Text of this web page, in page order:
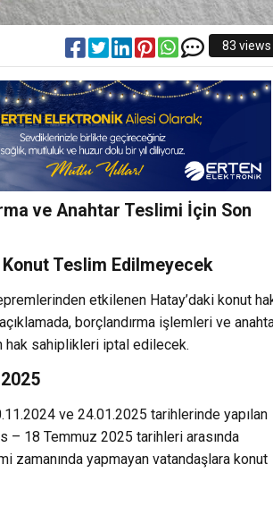
83 views
ve Anahtar Teslimi İçin Son
Teslim Edilmeyecek
etkilenen Hatay’daki konut
borçlandırma işlemleri ve
hak sahiplikleri iptal edilecek.
ve 24.01.2025 tarihlerinde yapılan
– 18 Temmuz 2025 tarihleri arasında
zamanında yapmayan vatandaşlara konut